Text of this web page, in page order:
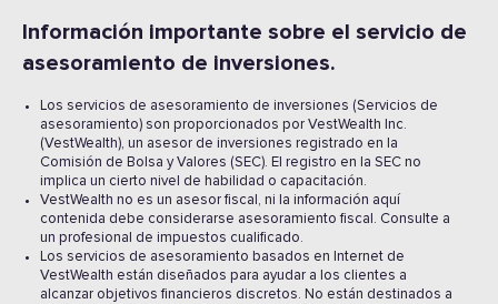
Información importante sobre el servicio de
asesoramiento de inversiones.
Los servicios de asesoramiento de inversiones (Servicios de
asesoramiento) son proporcionados por VestWealth Inc.
(VestWealth), un asesor de inversiones registrado en la
Comisión de Bolsa y Valores (SEC). El registro en la SEC no
implica un cierto nivel de habilidad o capacitación.
VestWealth no es un asesor fiscal, ni la información aquí
contenida debe considerarse asesoramiento fiscal. Consulte a
un profesional de impuestos cualificado.
Los servicios de asesoramiento basados en Internet de
VestWealth están diseñados para ayudar a los clientes a
alcanzar objetivos financieros discretos. No están destinados a